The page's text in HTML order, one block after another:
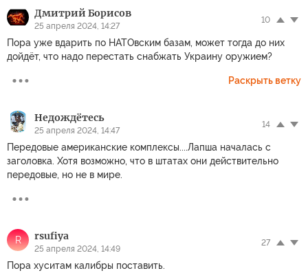
Дмитрий Борисов
25 апреля 2024, 14:27
10
Пора уже вдарить по НАТОвским базам, может тогда до них
дойдёт, что надо перестать снабжать Украину оружием?
Раскрыть ветку
Недождётесь
25 апреля 2024, 14:47
14
Передовые американские комплексы....Лапша началась с
заголовка. Хотя возможно, что в штатах они действительно
передовые, но не в мире.
R rsufiya
25 апреля 2024, 14:49
27
Пора хуситам калибры поставить.